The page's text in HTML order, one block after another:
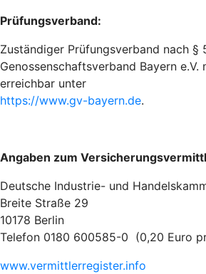
Prüfungsverband:
Zuständiger Prüfungsverband nach §
Genossenschaftsverband Bayern e.V.
erreichbar unter
https://www.gv-bayern.de.
Angaben zum
Deutsche Industrie- und
Breite Straße 29
10178 Berlin
Telefon 0180 600585-0 (0,20 Euro
www.vermittlerregister.info